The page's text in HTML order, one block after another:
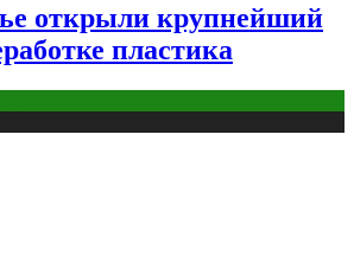
открыли крупнейший
пластика